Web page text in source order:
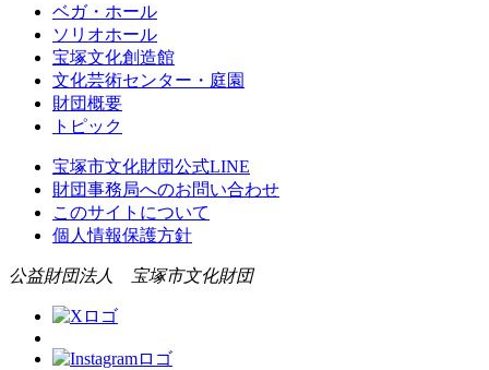
ベガ・ホール
ソリオホール
宝塚文化創造館
文化芸術センター・庭園
財団概要
トピック
宝塚市文化財団公式LINE
財団事務局へのお問い合わせ
このサイトについて
個人情報保護方針
公益財団法人 宝塚市文化財団